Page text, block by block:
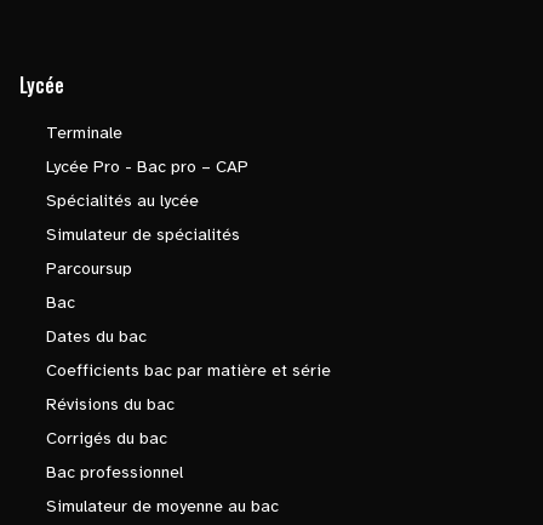
Lycée
Terminale
Lycée Pro - Bac pro – CAP
Spécialités au lycée
Simulateur de spécialités
Parcoursup
Bac
Dates du bac
Coefficients bac par matière et série
Révisions du bac
Corrigés du bac
Bac professionnel
Simulateur de moyenne au bac